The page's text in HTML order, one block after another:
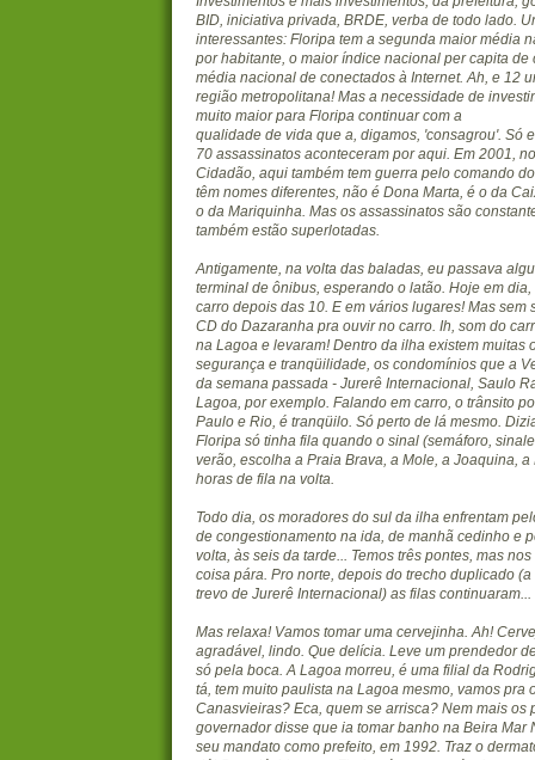
BID, iniciativa privada, BRDE, verba de todo lado.
interessantes: Floripa tem a segunda maior média
por habitante, o maior índice nacional per capita de
média nacional de conectados à Internet. Ah, e 12
região metropolitana! Mas a necessidade de
muito maior para Floripa continuar com a
qualidade de vida que a, digamos, 'consagrou'. Só
70 assassinatos aconteceram por aqui. Em 2001,
Cidadão, aqui também tem guerra pelo comando
têm nomes diferentes, não é Dona Marta, é o da
o da Mariquinha. Mas os assassinatos são
também estão superlotadas.
Antigamente, na volta das baladas, eu passava
terminal de ônibus, esperando o latão. Hoje em
carro depois das 10. E em vários lugares! Mas sem
CD do Dazaranha pra ouvir no carro. Ih, som do
na Lagoa e levaram! Dentro da ilha existem muitas
segurança e tranqüilidade, os condomínios que a
da semana passada - Jurerê Internacional, Saulo
Lagoa, por exemplo. Falando em carro, o trânsito
Paulo e Rio, é tranqüilo. Só perto de lá mesmo.
Floripa só tinha fila quando o sinal (semáforo,
verão, escolha a Praia Brava, a Mole, a Joaquina,
horas de fila na volta.
Todo dia, os moradores do sul da ilha enfrentam
de congestionamento na ida, de manhã cedinho e
volta, às seis da tarde... Temos três pontes, mas
coisa pára. Pro norte, depois do trecho duplicado
trevo de Jurerê Internacional) as filas continuaram...
Mas relaxa! Vamos tomar uma cervejinha. Ah!
agradável, lindo. Que delícia. Leve um prendedor
só pela boca. A Lagoa morreu, é uma filial da
tá, tem muito paulista na Lagoa mesmo, vamos pra
Canasvieiras? Eca, quem se arrisca? Nem mais os
governador disse que ia tomar banho na Beira Mar
seu mandato como prefeito, em 1992. Traz o